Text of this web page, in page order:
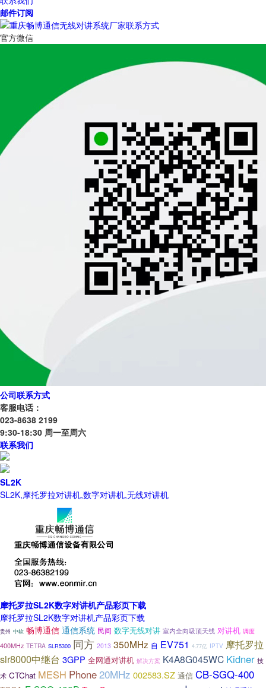
邮件订阅
官方微信
公司联系方式
客服电话：
023-8638 2199
9:30-18:30 周一至周六
联系我们
SL2K
SL2K,摩托罗拉对讲机,数字对讲机,无线对讲机
摩托罗拉SL2K数字对讲机产品彩页下载
摩托罗拉SL2K数字对讲机产品彩页下载
贵州 中软 畅博通信 通信系统 民间 数字无线对讲 室内全向吸顶天线 对讲机 调度
400MHz TETRA SLR5300 同方 2013 350MHz 自 EV751 4.77亿 IPTV 摩托罗拉
slr8000中继台 3GPP 全网通对讲机 解决方案 K4A8G045WC Kidner 技
术 CTChat MESH Phone20MHz 002583.SZ 通信 CB-SGQ-400